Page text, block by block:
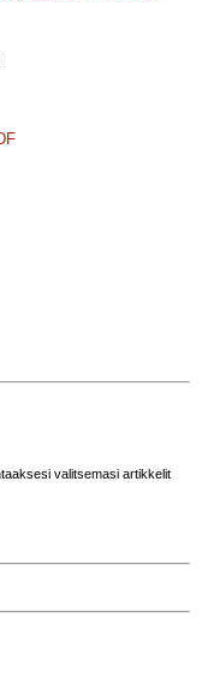
valitsemasi artikkelit